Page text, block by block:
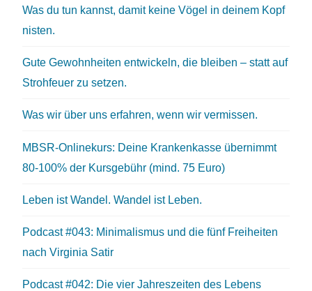
Was du tun kannst, damit keine Vögel in deinem Kopf
nisten.
Gute Gewohnheiten entwickeln, die bleiben – statt auf
Strohfeuer zu setzen.
Was wir über uns erfahren, wenn wir vermissen.
MBSR-Onlinekurs: Deine Krankenkasse übernimmt
80-100% der Kursgebühr (mind. 75 Euro)
Leben ist Wandel. Wandel ist Leben.
Podcast #043: Minimalismus und die fünf Freiheiten
nach Virginia Satir
Podcast #042: Die vier Jahreszeiten des Lebens